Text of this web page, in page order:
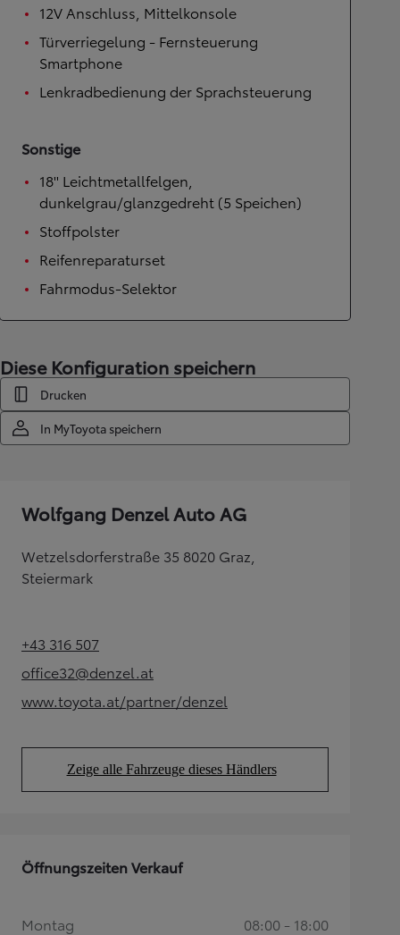
12V Anschluss, Mittelkonsole
Türverriegelung - Fernsteuerung
Smartphone
Lenkradbedienung der Sprachsteuerung
Sonstige
18'' Leichtmetallfelgen,
dunkelgrau/glanzgedreht (5 Speichen)
Stoffpolster
Reifenreparaturset
Fahrmodus-Selektor
Diese Konfiguration speichern
Drucken
In MyToyota speichern
Wolfgang Denzel Auto AG
Wetzelsdorferstraße 35 8020 Graz,
Steiermark
+43 316 507(Opens in new tab)
office32@denzel.at
(Opens in new tab)
www.toyota.at/partner/denzel
(Opens in new tab)
Zeige alle Fahrzeuge dieses Händlers
(Opens in new tab)
Öffnungszeiten Verkauf
Montag
08:00 - 18:00